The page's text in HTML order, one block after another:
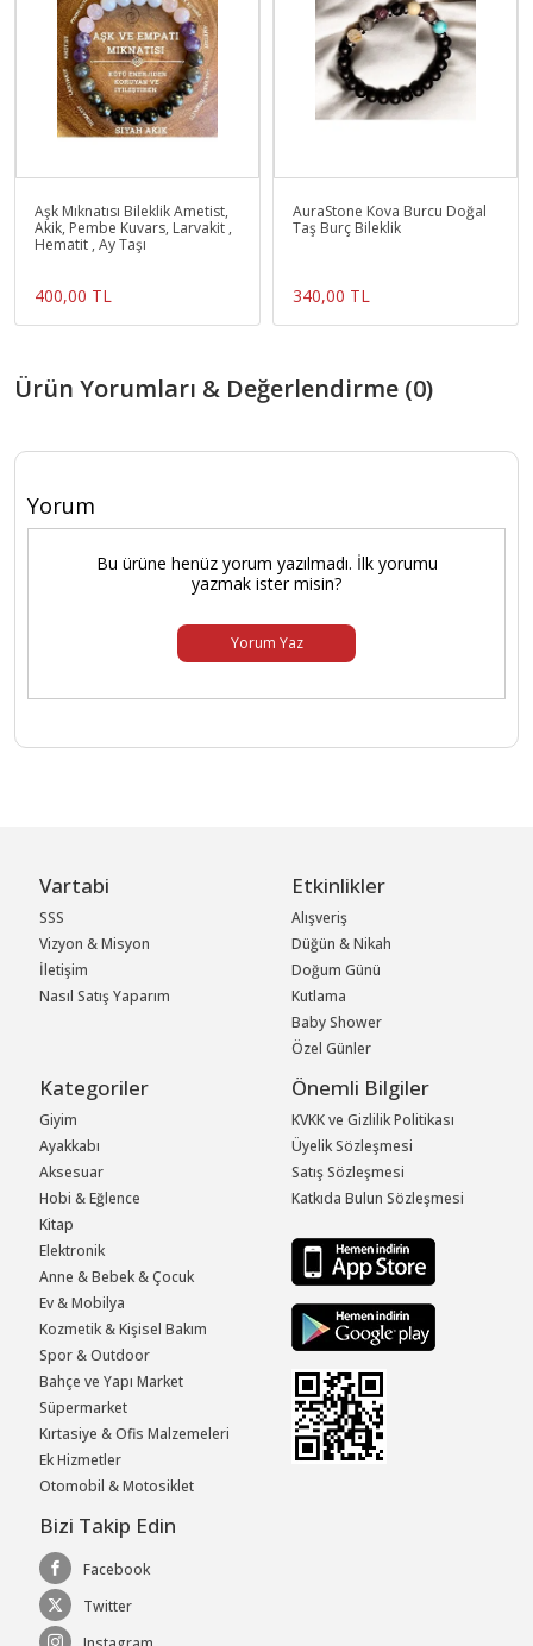
Aşk Mıknatısı Bileklik Ametist,
Akik, Pembe Kuvars, Larvakit ,
Hematit , Ay Taşı
400,00 TL
AuraStone Kova Burcu Doğal
Taş Burç Bileklik
340,00 TL
Ürün Yorumları & Değerlendirme (0)
Yorum
Bu ürüne henüz yorum yazılmadı. İlk yorumu
yazmak ister misin?
Yorum Yaz
Vartabi
SSS
Vizyon & Misyon
İletişim
Nasıl Satış Yaparım
Etkinlikler
Alışveriş
Düğün & Nikah
Doğum Günü
Kutlama
Baby Shower
Özel Günler
Kategoriler
Giyim
Ayakkabı
Aksesuar
Hobi & Eğlence
Kitap
Elektronik
Anne & Bebek & Çocuk
Ev & Mobilya
Kozmetik & Kişisel Bakım
Spor & Outdoor
Bahçe ve Yapı Market
Süpermarket
Kırtasiye & Ofis Malzemeleri
Ek Hizmetler
Otomobil & Motosiklet
Önemli Bilgiler
KVKK ve Gizlilik Politikası
Üyelik Sözleşmesi
Satış Sözleşmesi
Katkıda Bulun Sözleşmesi
Bizi Takip Edin
Facebook
Twitter